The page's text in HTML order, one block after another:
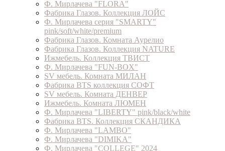
Ф. Мирлачева "FLORA"
Фабрика Глазов. Коллекция ЛОЙС
Ф. Мирлачева серия "SMARTY"
pink/soft/white/premium
Фабрика Глазов. Комната Аурелио
Фабрика Глазов. Коллекция NATURE
Ижмебель. Коллекция ТВИСТ
Ф. Мирлачева "FUN-BOX"
SV мебель. Комната МИЛАН
Фабрика BTS коллекция СОФТ
SV мебель. Комната ДЕНВЕР
Ижмебель. Комната ЛЮМЕН
Ф. Мирлачева "LIBERTY" pink/black/white
Фабрика BTS. Коллекция СКАНДИКА
Ф. Мирлачева "LAMBO"
Ф. Мирлачева "DIMIKA"
Ф. Мирлачева "COLLEGE" 2024